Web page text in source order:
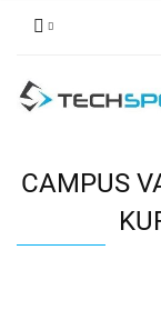
CAMPUS